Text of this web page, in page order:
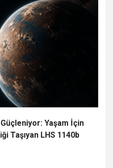
Yaşam İçin
Taşıyan LHS 1140b